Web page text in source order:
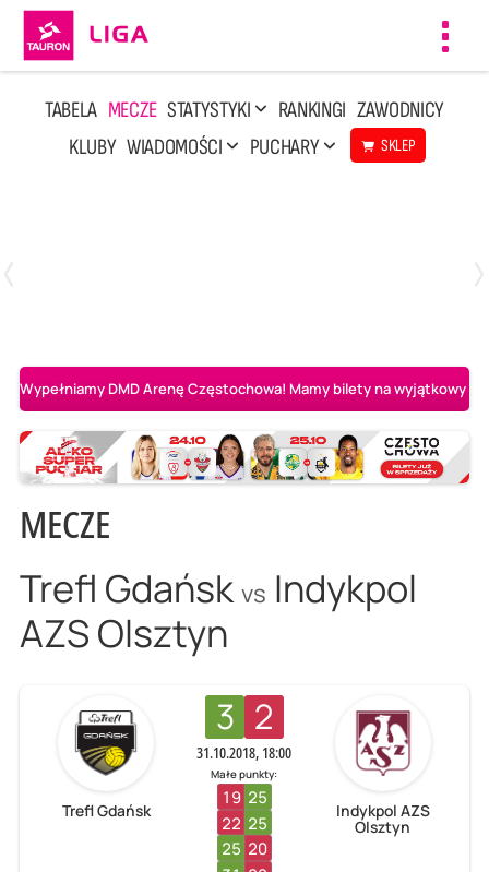
TABELA MECZE STATYSTYKI RANKINGI ZAWODNICY
KLUBY WIADOMOŚCI PUCHARY SKLEP
Wypełniamy DMD Arenę Częstochowa! Mamy bilety na wyjątkowy
MECZE
Trefl Gdańskvs Indykpol
AZS Olsztyn
Trefl Gdańsk
3 2
31.10.2018, 18:00
Małe punkty:
19 25
22 25
25 20
Indykpol AZS
Olsztyn